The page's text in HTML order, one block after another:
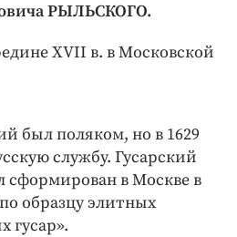
РЫЛЬСКОГО.
XVII в. в Московской
был поляком, но в 1629
службу. Гусарский
сформирован в Москве в
образцу элитных
гусар».